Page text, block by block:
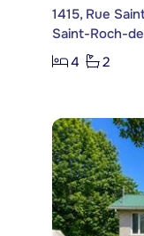
1415, Rue
Saint-Roch-
4
2